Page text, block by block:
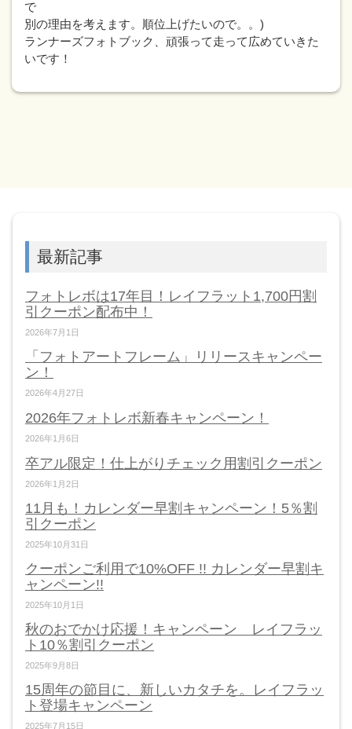
で
別の理由を考えます。順位上げたいので。。)
ランナーズフォトブック、頑張って走って広めていきた
いです！
最新記事
フォトレボは17年目！レイフラット1,700円割
引クーポン配布中！
2026年7月1日
「フォトアートフレーム」リリースキャンペー
ン！
2026年4月27日
2026年フォトレボ新春キャンペーン！
2026年1月6日
卒アル限定！仕上がりチェック用割引クーポン
2026年1月2日
11月も！カレンダー早割キャンペーン！5％割
引クーポン
2025年10月31日
クーポンご利用で10%OFF !! カレンダー早割キ
ャンペーン!!
2025年10月1日
秋のおでかけ応援！キャンペーン レイフラッ
ト10％割引クーポン
2025年9月8日
15周年の節目に、新しいカタチを。レイフラッ
ト登場キャンペーン
2025年7月15日